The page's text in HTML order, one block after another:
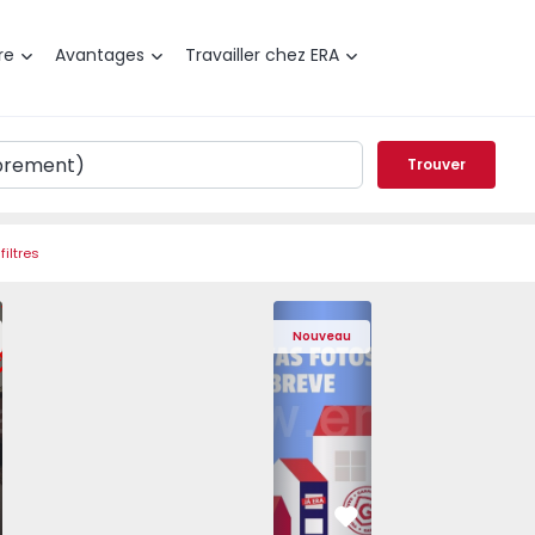
Avantages Travailler chez ERA
Trouver
Pedrouços - 1575536 - 7
T3 Maia, Pedrouços - 1575536 - 9
Appartement T3 Maia, Pedrouços - 1575536 - 8
Appartement T3 Maia, Pedrouços - 1575536 - 12
Appartement T3 Maia, Pedrouços -
Appartement T3 Maia,
Appartement
Nouveau
Appartement T3 Porto,
Préféré